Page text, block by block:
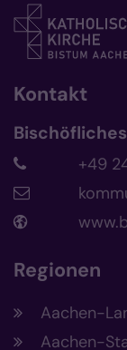
Kontakt
+49
Regionen
Aachen-
Aachen-